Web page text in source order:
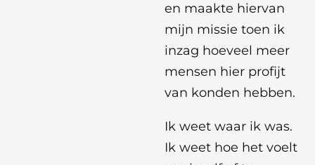
en maakte hiervan
mijn missie toen ik
inzag hoeveel meer
mensen hier profijt
van konden hebben.
Ik weet waar ik was.
Ik weet hoe het voelt